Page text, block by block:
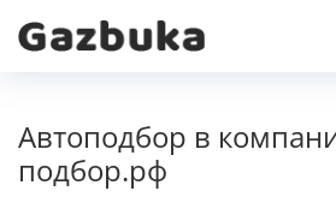
Автоподбор в
подбор.рф